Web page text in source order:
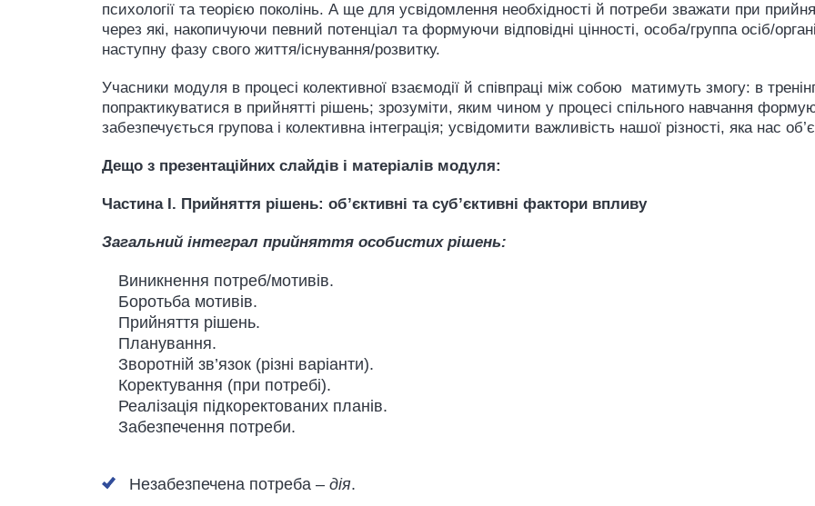
психології та теорією поколінь. А ще для усвідомлення необхідності й потреби зважати при
через які, накопичуючи певний потенціал та формуючи відповідні цінності, особа/группа осіб/
наступну фазу свого життя/існування/розвитку.
Учасники модуля в процесі колективної взаємодії й співпраці між собою матимуть змогу: в
попрактикуватися в прийнятті рішень; зрозуміти, яким чином у процесі спільного навчання
забезпечується групова і колективна інтеграція; усвідомити важливість нашої різності, яка нас
Дещо з презентаційних слайдів і матеріалів модуля:
Частина І. Прийняття рішень: об’єктивні та суб’єктивні фактори впливу
Загальний інтеграл прийняття особистих рішень:
Виникнення потреб/мотивів.
Боротьба мотивів.
Прийняття рішень.
Планування.
Зворотній зв’язок (різні варіанти).
Коректування (при потребі).
Реалізація підкоректованих планів.
Забезпечення потреби.
Незабезпечена потреба – дія.